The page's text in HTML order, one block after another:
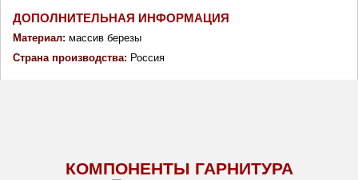
ДОПОЛНИТЕЛЬНАЯ ИНФОРМАЦИЯ
Материал: массив березы
Страна производства: Россия
КОМПОНЕНТЫ ГАРНИТУРА